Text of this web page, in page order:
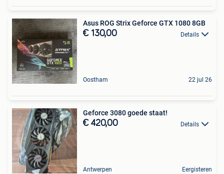
Asus ROG Strix Geforce GTX 1080 8GB
€ 130,00 Details
Oostham 22 jul 26
Geforce 3080 goede staat!
€ 420,00 Details
Antwerpen Eergisteren